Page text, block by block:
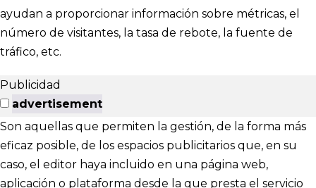
ayudan a proporcionar información sobre métricas, el
número de visitantes, la tasa de rebote, la fuente de
tráfico, etc.
Publicidad
advertisement
Son aquellas que permiten la gestión, de la forma más
eficaz posible, de los espacios publicitarios que, en su
caso, el editor haya incluido en una página web,
aplicación o plataforma desde la que presta el servicio